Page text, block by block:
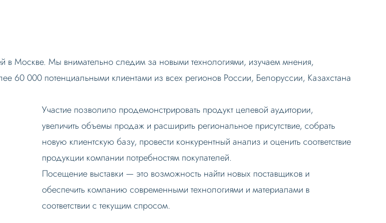
в Москве. Мы внимательно следим за новыми технологиями, изучаем мнения,
60 000 потенциальными клиентами из всех регионов России, Белоруссии, Казахстана
Участие позволило продемонстрировать продукт целевой аудитории,
увеличить объемы продаж и расширить региональное присутствие, собрать
новую клиентскую базу, провести конкурентный анализ и оценить соответствие
продукции компании потребностям покупателей.
Посещение выставки — это возможность найти новых поставщиков и
обеспечить компанию современными технологиями и материалами в
соответствии с текущим спросом.